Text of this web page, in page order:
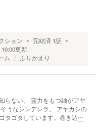
ション 完結済 1話
更新
ム ふりかえり
らない。 霊力をもつ紬がアヤ
うなシンデレラ。 アヤカシの
タゴタしています。巻き込…